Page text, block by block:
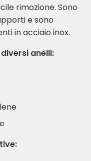
rimozione. Sono
e sono
in acciaio inox.
anelli: